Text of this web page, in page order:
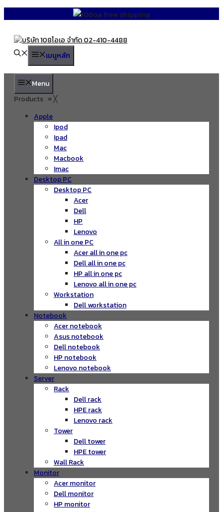
content
เมนูหลัก
Menu
Products ≡╳
Apple
Ipod
Ipad
Mac
Macbook
Imac
Desktop PC
Desktop PC
Acer
Dell
HP
Lenovo
All in one PC
Acer all in one pc
Dell all in one pc
HP all in one pc
Lenovo all in one pc
Workstation
Dell workstation
Notebook
Acer notebook
Asus notebook
Dell notebook
HP notebook
Lenovo notebook
Server
Rack
Dell rack
HPE rack
Lenovo rack
Tower
Dell tower
HPE tower
Wall Rack
Monitor
Acer monitor
Dell monitor
HP monitor